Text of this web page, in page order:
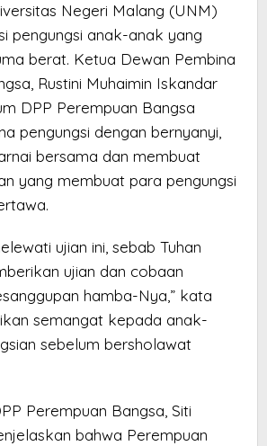
Negeri Malang (UNM)
pengungsi anak-anak yang
berat. Ketua Dewan Pembina
Rustini Muhaimin Iskandar
DPP Perempuan Bangsa
pengungsi dengan bernyanyi,
bersama dan membuat
yang membuat para pengungsi
ujian ini, sebab Tuhan
ujian dan cobaan
hamba-Nya,” kata
semangat kepada anak-
sebelum bersholawat
Perempuan Bangsa, Siti
bahwa Perempuan